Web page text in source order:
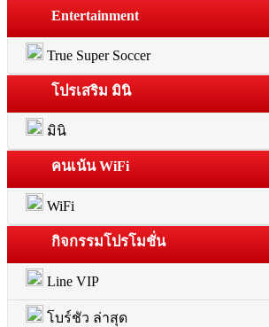
Entertainment
True Super Soccer
โปรเสริม มินิ
มินิ
คนเน้น WiFi
WiFi
กิจกรรมโปรโมชั่น
Line VIP
โบร์ชัว ล่าสุด